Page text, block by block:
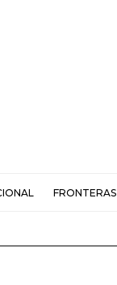
FRONTERAS